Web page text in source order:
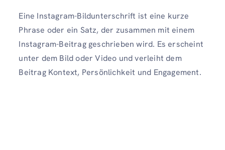
Eine Instagram-Bildunterschrift ist eine kurze
Phrase oder ein Satz, der zusammen mit einem
Instagram-Beitrag geschrieben wird. Es erscheint
unter dem Bild oder Video und verleiht dem
Beitrag Kontext, Persönlichkeit und Engagement.